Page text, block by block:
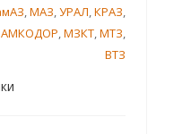
,МАЗ,УРАЛ,КРАЗ,
АМКОДОР,МЗКТ,МТЗ,
ВТЗ